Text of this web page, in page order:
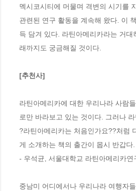
멕시코시티에 머물며 격변의 시기를
관련된 연구 활동을 계속해 왔다. 이
득 담겨 있다. 라틴아메리카라는 거
래까지도 궁금해질 것이다.
[추천사]
라틴아메리카에 대한 우리나라 사람
로만 바라보고 있는 것이다. 그러나
?라틴아메리카는 처음인가요??처럼
게 소개하는 책의 출간이 몹시 반갑다.
- 우석균, 서울대학교 라틴아메리카연
중남미 어디에서나 우리나라 여행자